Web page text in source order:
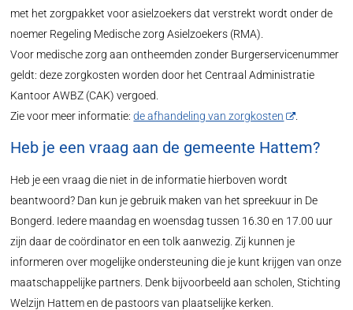
met het zorgpakket voor asielzoekers dat verstrekt wordt onder de
noemer Regeling Medische zorg Asielzoekers (RMA).
Voor medische zorg aan ontheemden zonder Burgerservicenummer
geldt: deze zorgkosten worden door het Centraal Administratie
Kantoor AWBZ (CAK) vergoed.
Zie voor meer informatie:de afhandeling van zorgkosten
Heb je een vraag aan de gemeente Hattem?
Heb je een vraag die niet in de informatie hierboven wordt
beantwoord? Dan kun je gebruik maken van het spreekuur in De
Bongerd. Iedere maandag en woensdag tussen 16.30 en 17.00 uur
zijn daar de coördinator en een tolk aanwezig. Zij kunnen je
informeren over mogelijke ondersteuning die je kunt krijgen van onze
maatschappelijke partners. Denk bijvoorbeeld aan scholen, Stichting
Welzijn Hattem en de pastoors van plaatselijke kerken.